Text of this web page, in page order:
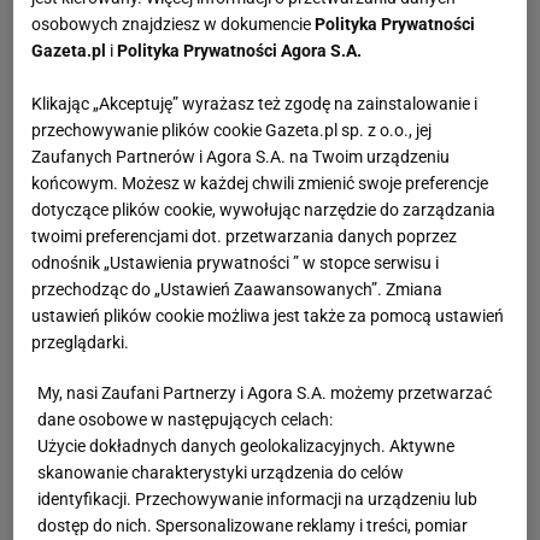
osobowych znajdziesz w dokumenciePolityka Prywatności
Gazeta.pl iPolityka Prywatności Agora S.A.
Klikając „Akceptuję” wyrażasz też zgodę na zainstalowanie i
przechowywanie plików cookie Gazeta.pl sp. z o.o., jej
Zaufanych Partnerów i Agora S.A. na Twoim urządzeniu
końcowym. Możesz w każdej chwili zmienić swoje preferencje
dotyczące plików cookie, wywołując narzędzie do zarządzania
twoimi preferencjami dot. przetwarzania danych poprzez
odnośnik „Ustawienia prywatności ” w stopce serwisu i
przechodząc do „Ustawień Zaawansowanych”. Zmiana
ustawień plików cookie możliwa jest także za pomocą ustawień
przeglądarki.
My, nasi Zaufani Partnerzy i Agora S.A. możemy przetwarzać
dane osobowe w następujących celach:
Użycie dokładnych danych geolokalizacyjnych. Aktywne
skanowanie charakterystyki urządzenia do celów
identyfikacji. Przechowywanie informacji na urządzeniu lub
dostęp do nich. Spersonalizowane reklamy i treści, pomiar